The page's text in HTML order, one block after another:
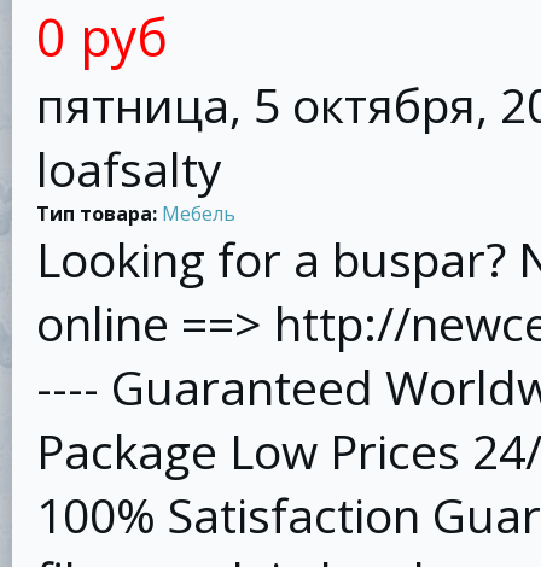
0 руб
пятница, 5 октября,
loafsalty
Тип товара: Мебель
Looking for a buspar?
online ==> http://
---- Guaranteed
Package Low Prices
100% Satisfaction